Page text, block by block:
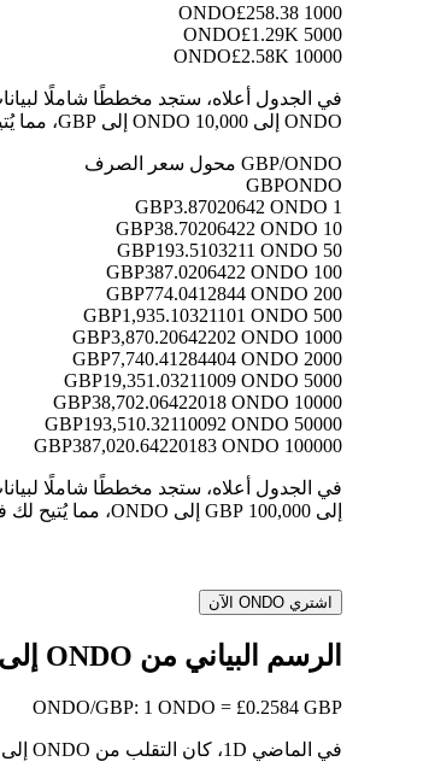
1000 ONDO
£258.38
5000 ONDO
£1.29K
10000 ONDO
£2.58K
ONDO إلى 10,000 ONDO إلى GBP، مما يُتيح لك فهم قيمة كل تحويل بوضوح.
GBP/ONDO محول سعر الصرف
GBPONDO
1 GBP
3.87020642 ONDO
10 GBP
38.70206422 ONDO
50 GBP
193.5103211 ONDO
100 GBP
387.0206422 ONDO
200 GBP
774.0412844 ONDO
500 GBP
1,935.10321101 ONDO
1000 GBP
3,870.20642202 ONDO
2000 GBP
7,740.41284404 ONDO
5000 GBP
19,351.03211009 ONDO
10000 GBP
38,702.06422018 ONDO
50000 GBP
193,510.32110092 ONDO
100000 GBP
387,020.64220183 ONDO
إلى 100,000 GBP إلى ONDO، مما يُتيح لك فهم قيمة كل تحويل بوضوح.
اشتري ONDO الآن
الرسم البياني من ONDO إلى GBP
ONDO/GBP: 1 ONDO = £0.2584 GBP
في الماضي 1D، كان التقلب من ONDO إلى GBP هو